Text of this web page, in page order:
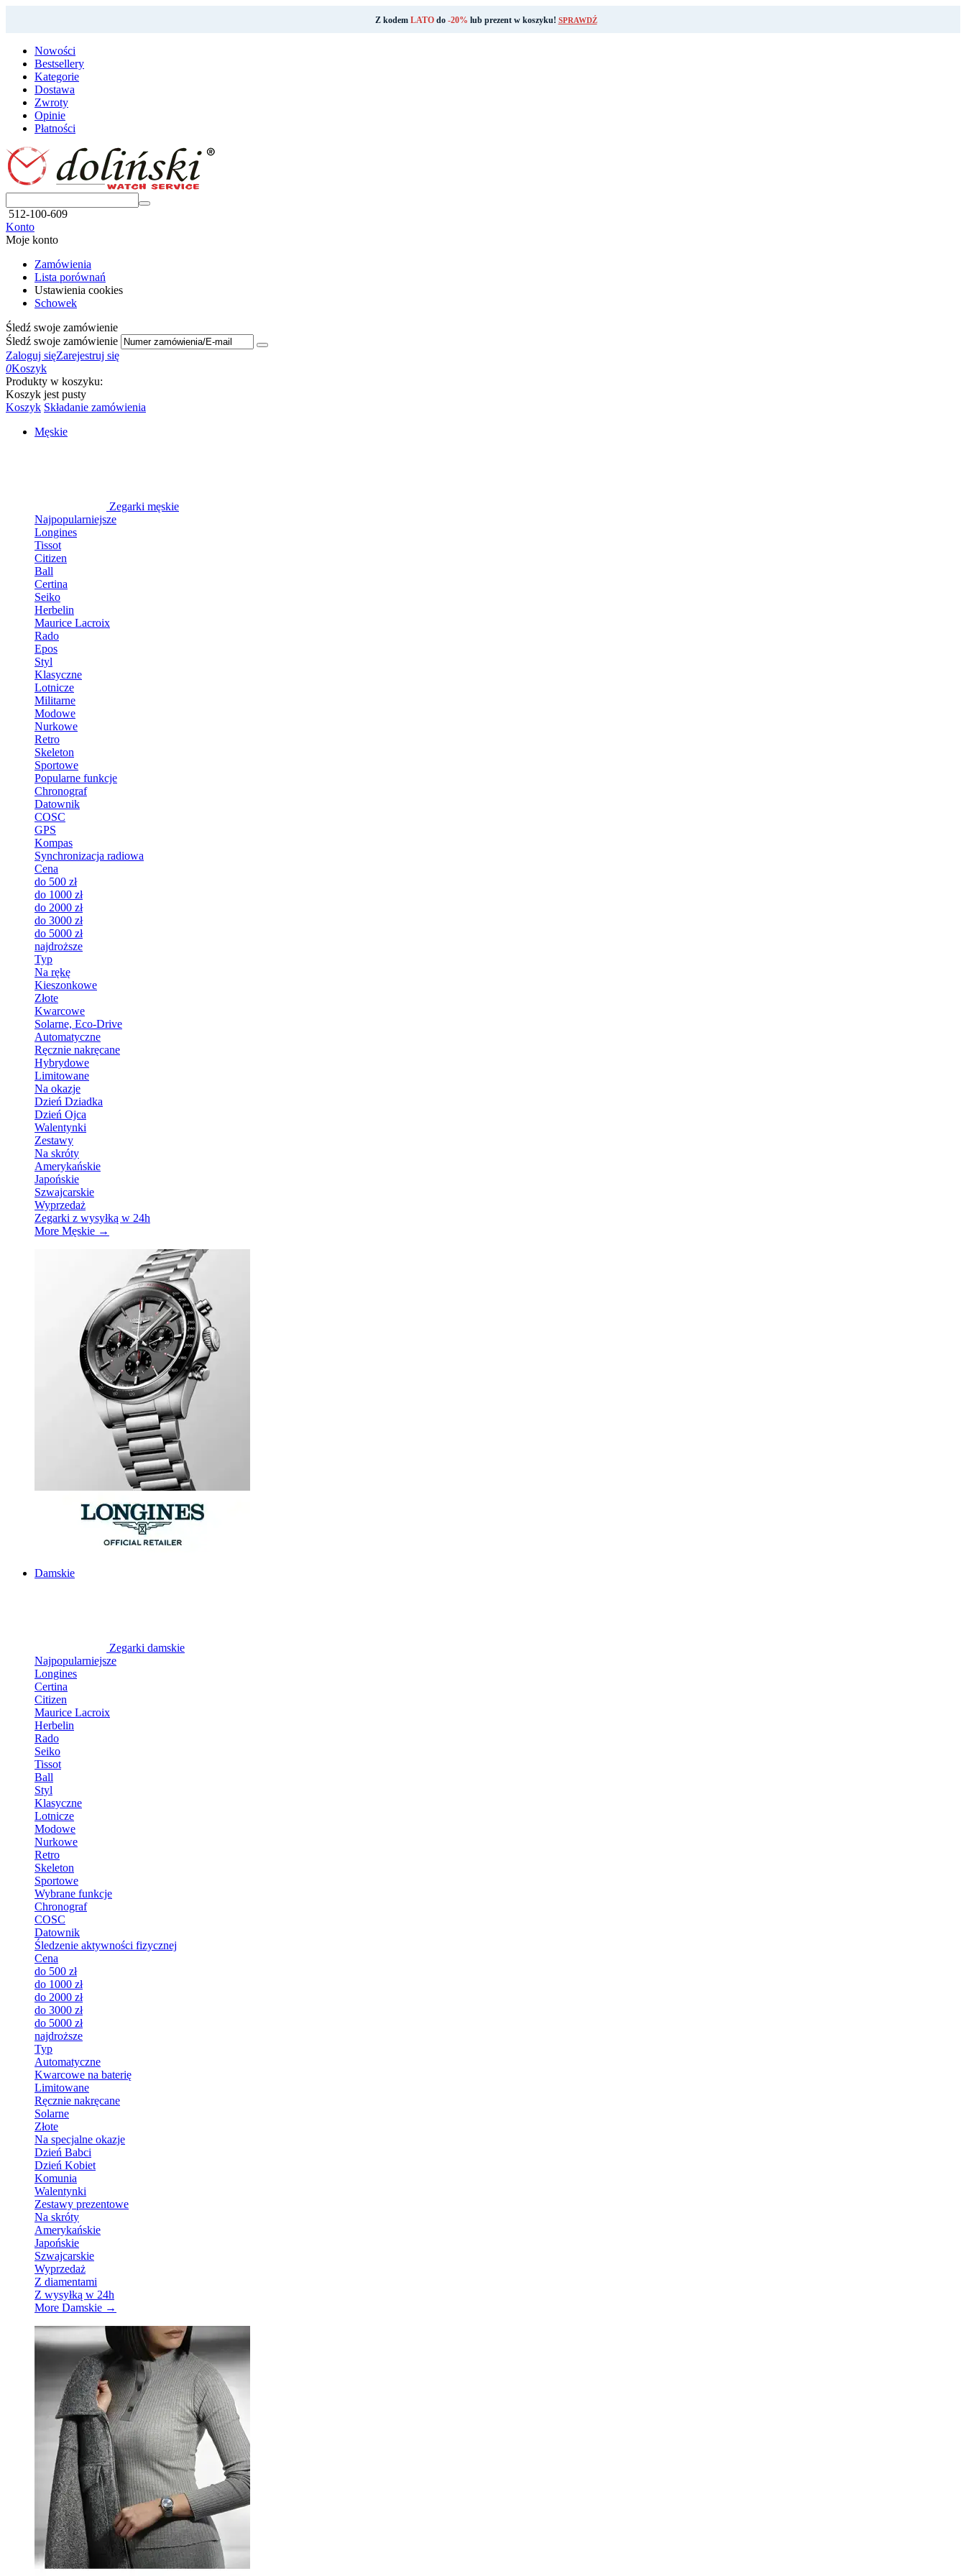
Z kodem LATOdo -20% lub prezent w koszyku! SPRAWDŹ
Nowości
Bestsellery
Kategorie
Dostawa
Zwroty
Opinie
Płatności
512-100-609
Konto
Moje konto
Zamówienia
Lista porównań
Ustawienia cookies
Schowek
Śledź swoje zamówienie
Śledź swoje zamówienie
Zaloguj sięZarejestruj się
0Koszyk
Produkty w koszyku:
Koszyk jest pusty
Koszyk Składanie zamówienia
Męskie
Zegarki męskie
Najpopularniejsze
Longines
Tissot
Citizen
Ball
Certina
Seiko
Herbelin
Maurice Lacroix
Rado
Epos
Styl
Klasyczne
Lotnicze
Militarne
Modowe
Nurkowe
Retro
Skeleton
Sportowe
Popularne funkcje
Chronograf
Datownik
COSC
GPS
Kompas
Synchronizacja radiowa
Cena
do 500 zł
do 1000 zł
do 2000 zł
do 3000 zł
do 5000 zł
najdroższe
Typ
Na rękę
Kieszonkowe
Złote
Kwarcowe
Solarne, Eco-Drive
Automatyczne
Ręcznie nakręcane
Hybrydowe
Limitowane
Na okazje
Dzień Dziadka
Dzień Ojca
Walentynki
Zestawy
Na skróty
Amerykańskie
Japońskie
Szwajcarskie
Wyprzedaż
Zegarki z wysyłką w 24h
More Męskie →
Damskie
Zegarki damskie
Najpopularniejsze
Longines
Certina
Citizen
Maurice Lacroix
Herbelin
Rado
Seiko
Tissot
Ball
Styl
Klasyczne
Lotnicze
Modowe
Nurkowe
Retro
Skeleton
Sportowe
Wybrane funkcje
Chronograf
COSC
Datownik
Śledzenie aktywności fizycznej
Cena
do 500 zł
do 1000 zł
do 2000 zł
do 3000 zł
do 5000 zł
najdroższe
Typ
Automatyczne
Kwarcowe na baterię
Limitowane
Ręcznie nakręcane
Solarne
Złote
Na specjalne okazje
Dzień Babci
Dzień Kobiet
Komunia
Walentynki
Zestawy prezentowe
Na skróty
Amerykańskie
Japońskie
Szwajcarskie
Wyprzedaż
Z diamentami
Z wysyłką w 24h
More Damskie →